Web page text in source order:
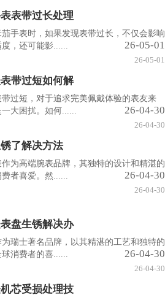
表带过长处理
手表时，如果发现表带过长，不仅会影响
，还可能影......
26-05-01
26-05-01
带过短如何解
带过短，对于追求完美佩戴体验的表友来
大困扰。如何......
26-04-30
26-04-30
了解决方法
为高端腕表品牌，其独特的设计和精湛的
者喜爱。然......
26-04-30
26-04-30
盘生锈解决办
瑞士著名品牌，以其精湛的工艺和独特的
消费者的喜......
26-04-30
26-04-30
芯受损处理技